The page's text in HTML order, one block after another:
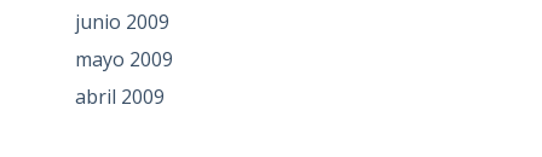
junio 2009
mayo 2009
abril 2009